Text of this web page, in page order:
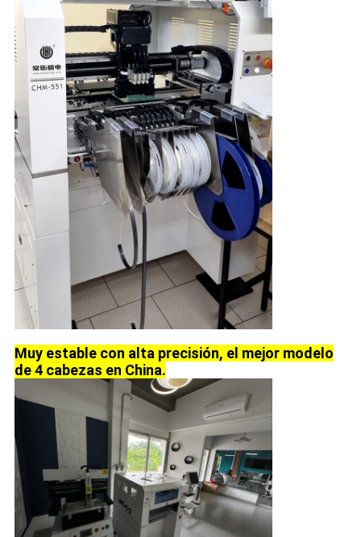
Muy estable con alta precisión, el mejor modelo
de 4 cabezas en China.